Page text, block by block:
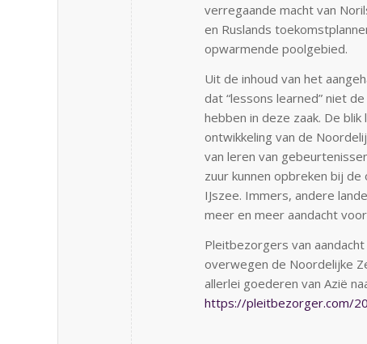
verregaande macht van
en Ruslands
opwarmende poolgebied.
Uit de inhoud van het
dat “lessons learned” niet
hebben in deze zaak. De
ontwikkeling van de
van leren van
zuur kunnen opbreken bij
IJszee. Immers, andere
meer en meer aandacht
Pleitbezorgers van
overwegen de Noordelijke
allerlei goederen van Azië
https://pleitbezorger.com/